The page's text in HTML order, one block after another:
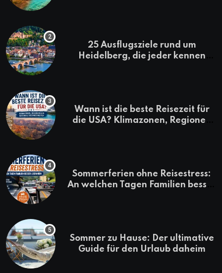
25 Ausflugsziele rund um
Heidelberg, die jeder kennen
Wann ist die beste Reisezeit für
die USA? Klimazonen, Regionen
Sommerferien ohne Reisestress:
An welchen Tagen Familien besser
Sommer zu Hause: Der ultimative
Guide für den Urlaub daheim